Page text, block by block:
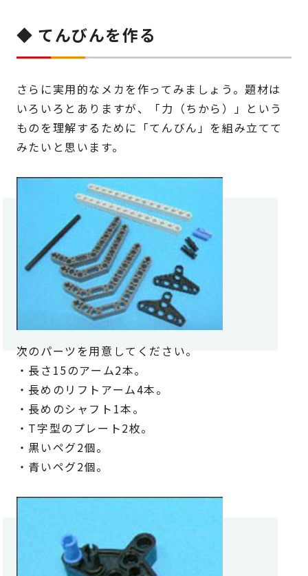
◆ てんびんを作る
さらに実用的なメカを作ってみましょう。題材は
いろいろとありますが、「力（ちから）」という
ものを理解するために「てんびん」を組み立てて
みたいと思います。
次のパーツを用意してください。
・長さ15のアーム2本。
・長めのリフトアーム4本。
・長めのシャフト1本。
・T字型のプレート2枚。
・黒いペグ2個。
・青いペグ2個。